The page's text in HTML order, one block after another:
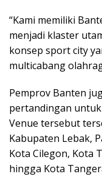
“Kami memiliki
menjadi klaster
konsep sport city
multicabang
Pemprov Banten
pertandingan
Venue tersebut
Kabupaten Lebak,
Kota Cilegon, Kota
hingga Kota